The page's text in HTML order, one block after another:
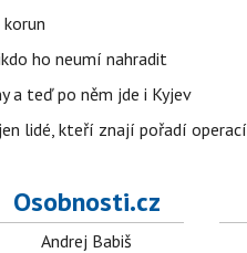
ho neumí nahradit
a teď po něm jde i Kyjev
lidé, kteří znají pořadí operací
Osobnosti.cz
Andrej Babiš